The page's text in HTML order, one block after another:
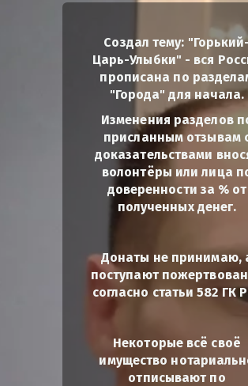
Создал тему:
Царь-Улыбки" - вся
прописана по
"Города" для начала.
Изменения разделов
присланным отзывам
доказательствами
волонтёры или лица
доверенности за % от
полученных денег.
Донаты не принимаю,
поступают
согласно статьи 582 ГК
Некоторые всё своё
имущество
отписывают по